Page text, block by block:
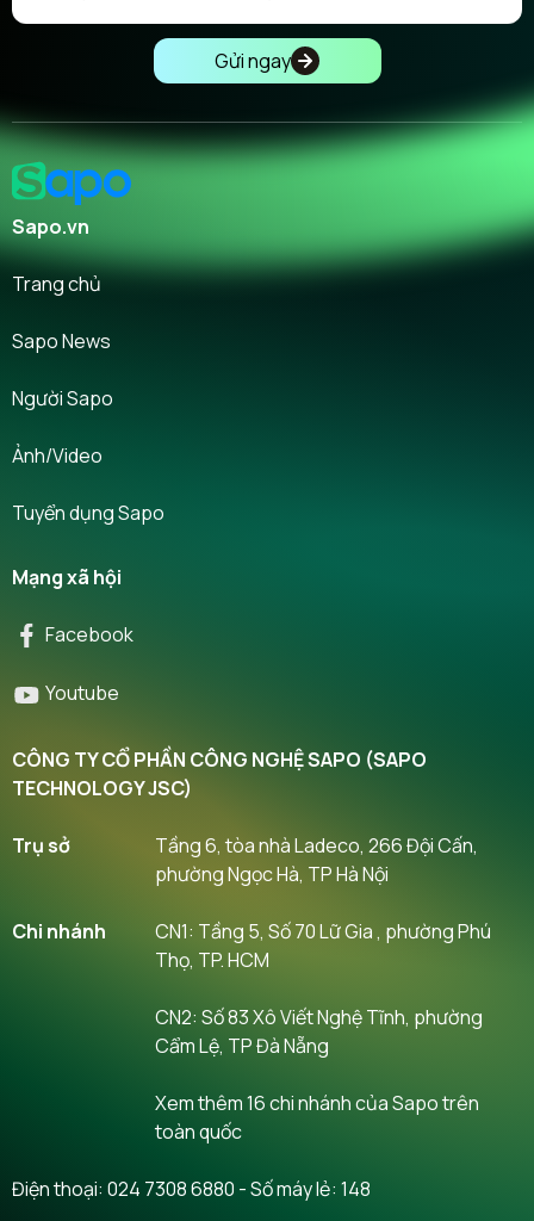
Gửi ngay
Sapo.vn
Trang chủ
Sapo News
Người Sapo
Ảnh/Video
Tuyển dụng Sapo
Mạng xã hội
Facebook
Youtube
CÔNG TY CỔ PHẦN CÔNG NGHỆ SAPO (SAPO
TECHNOLOGY JSC)
Trụ sở
Tầng 6, tòa nhà Ladeco, 266 Đội Cấn,
phường Ngọc Hà, TP Hà Nội
Chi nhánh
CN1: Tầng 5, Số 70 Lữ Gia , phường Phú
Thọ, TP. HCM
CN2: Số 83 Xô Viết Nghệ Tĩnh, phường
Cẩm Lệ, TP Đà Nẵng
Xem thêm 16 chi nhánh của Sapo trên
toàn quốc
Điện thoại: 024 7308 6880 - Số máy lẻ: 148